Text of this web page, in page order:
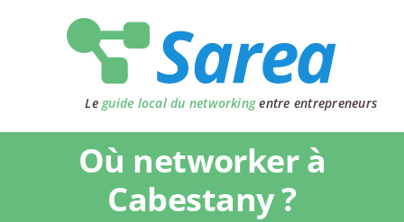
Le guide local du networkingentre entrepreneurs
Où networker à
Cabestany ?